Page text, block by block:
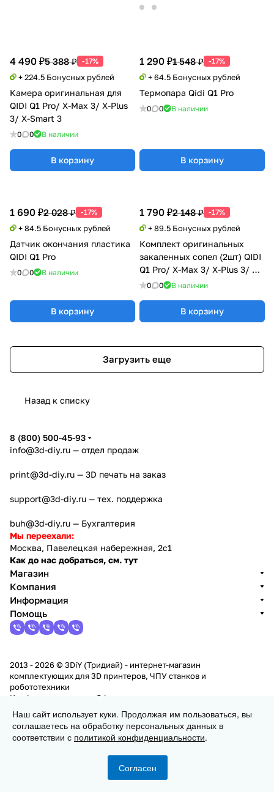
4 490 ₽5 388 ₽ -17%
+ 224.5 Бонусных рублей
Камера оригинальная для
QIDI Q1 Pro/ X-Max 3/ X-Plus
3/ X-Smart 3
0 0 В наличии
В корзину
1 290 ₽1 548 ₽ -17%
+ 64.5 Бонусных рублей
Термопара Qidi Q1 Pro
0 0 В наличии
В корзину
1 690 ₽2 028 ₽ -17%
+ 84.5 Бонусных рублей
Датчик окончания пластика
QIDI Q1 Pro
0 0 В наличии
В корзину
1 790 ₽2 148 ₽ -17%
+ 89.5 Бонусных рублей
Комплект оригинальных
закаленных сопел (2шт) QIDI
Q1 Pro/ X-Max 3/ X-Plus 3/ X-
Smart 3
0 0 В наличии
В корзину
Загрузить еще
Назад к списку
Заказать
Корзина Избранные
8 (800) 500-45-93
info@3d-diy.ru — отдел продаж
print@3d-diy.ru — 3D печать на заказ
support@3d-diy.ru — тех. поддержка
buh@3d-diy.ru — Бухгалтерия
Мы переехали:
Москва, Павелецкая набережная, 2с1
Как до нас добраться, см. тут
Магазин
Компания
Информация
Помощь
2013 - 2026 © 3DiY (Тридиай) - интернет-магазин
комплектующих для 3D принтеров, ЧПУ станков и
робототехники
Конфиденциальность
Оферта
Наш сайт использует куки. Продолжая им пользоваться, вы
соглашаетесь на обработку персональных данных в
соответствии с политикой конфиденциальности.
Согласен